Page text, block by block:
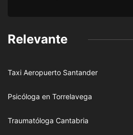
Relevante
Taxi Aeropuerto Santander
Psicóloga en Torrelavega
Traumatóloga Cantabria